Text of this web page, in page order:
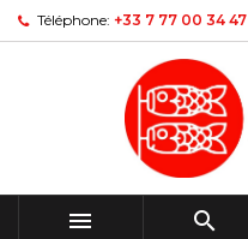
Téléphone: +33 7 77 00 34 47
 